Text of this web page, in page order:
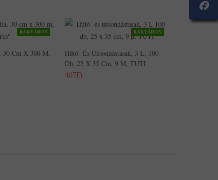
RAKTÁRON
30 Cm X 300 M,
RAKTÁRON
Hűtő- És Uzsonnástasak, 3 L, 100
Db, 25 X 35 Cm, 9 Μ, TUTI
407Ft